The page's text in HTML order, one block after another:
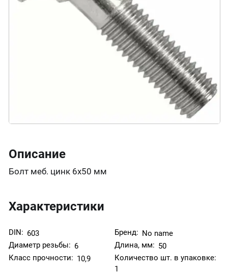
Описание
Болт меб. цинк 6х50 мм
Характеристики
DIN: 603 Бренд: No name
Диаметр резьбы: 6 Длина, мм: 50
Класс прочности: 10,9
Количество шт. в упаковке:
1